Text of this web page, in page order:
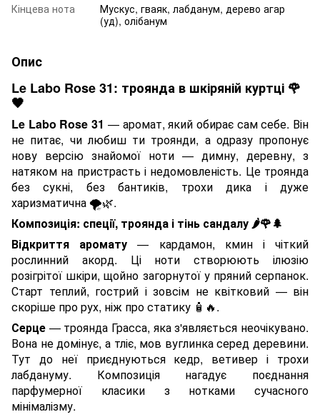
Кінцева нота
Мускус, гваяк, лабданум, дерево агар
(уд), олібанум
Опис
Le Labo Rose 31: троянда в шкіряній куртці 🌹
🖤
Le Labo Rose 31 — аромат, який обирає сам себе. Він
не питає, чи любиш ти троянди, а одразу пропонує
нову версію знайомої ноти — димну, деревну, з
натяком на пристрасть і недомовленість. Це троянда
без сукні, без бантиків, трохи дика і дуже
харизматична🌪🌿.
Композиція: спеції, троянда і тінь сандалу🌶🌹🌲
Відкриття аромату— кардамон, кмин і чіткий
рослинний акорд. Ці ноти створюють ілюзію
розігрітої шкіри, щойно загорнутої у пряний серпанок.
Старт теплий, гострий і зовсім не квітковий — він
скоріше про рух, ніж про статику 🧴🔥.
Серце — троянда Грасса, яка з'являється неочікувано.
Вона не домінує, а тліє, мов вуглинка серед деревини.
Тут до неї приєднуються кедр, ветивер і трохи
лабдануму. Композиція нагадує поєднання
парфумерної класики з нотками сучасного
мінімалізму.